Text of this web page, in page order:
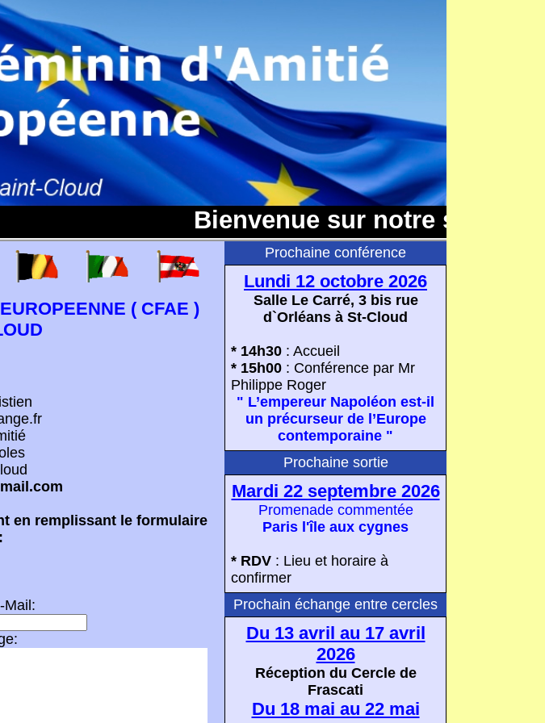
Bienvenue sur notre site
Prochaine conférence
Lundi 12 octobre 2026
Salle Le Carré, 3 bis rue
d`Orléans à St-Cloud
* 14h30 : Accueil
* 15h00 : Conférence par Mr
Philippe Roger
" L’empereur Napoléon est-il
un précurseur de l’Europe
contemporaine "
Prochaine sortie
Mardi 22 septembre 2026
Promenade commentée
Paris l'île aux cygnes
* RDV : Lieu et horaire à
confirmer
Prochain échange entre cercles
Du 13 avril au 17 avril
2026
Réception du Cercle de
Frascati
Du 18 mai au 22 mai
( CFAE )
en remplissant le formulaire
Mail: